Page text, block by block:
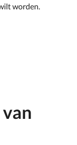
worden.